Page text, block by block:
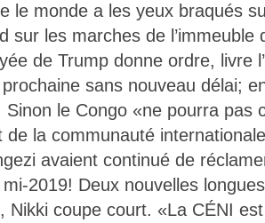
le monde a les yeux braqués
sur les marches de l’immeuble
de Trump donne ordre, livre
prochaine sans nouveau délai;
le Congo «ne pourra pas
de la communauté
avaient continué de
2019! Deux nouvelles
Nikki coupe court. «La CÉNI